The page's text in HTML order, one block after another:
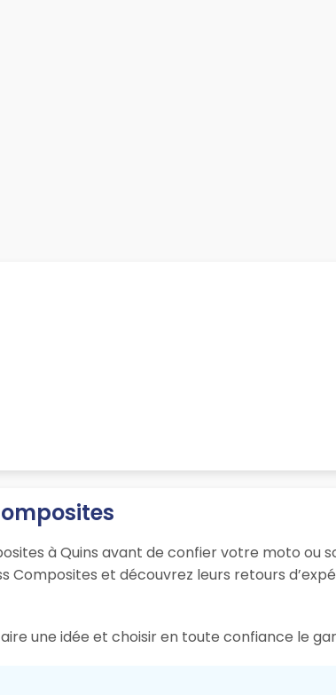
à Quins avant de confier votre moto ou
et découvrez leurs retours
une idée et choisir en toute confiance le